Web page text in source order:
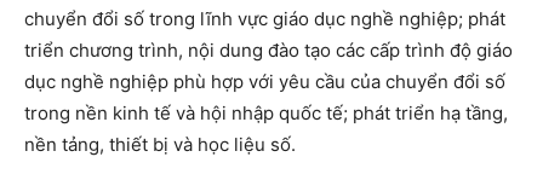
chuyển đổi số trong lĩnh vực giáo dục nghề nghiệp; phát
triển chương trình, nội dung đào tạo các cấp trình độ giáo
dục nghề nghiệp phù hợp với yêu cầu của chuyển đổi số
trong nền kinh tế và hội nhập quốc tế; phát triển hạ tầng,
nền tảng, thiết bị và học liệu số.